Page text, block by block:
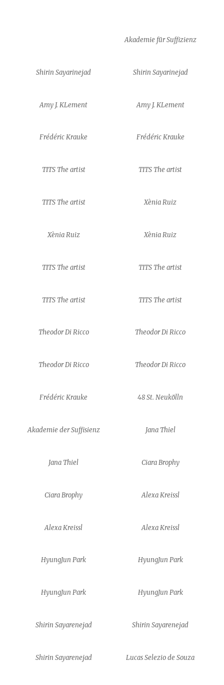
Akademie für Suffizienz
Shirin Sayarinejad Shirin Sayarinejad
Amy J. KLement Amy J. KLement
Frédéric Krauke Frédéric Krauke
TITS The artist TITS The artist
TITS The artist Xènia Ruiz
Xènia Ruiz Xènia Ruiz
TITS The artist TITS The artist
TITS The artist TITS The artist
Theodor Di Ricco Theodor Di Ricco
Theodor Di Ricco Theodor Di Ricco
Frédéric Krauke 48 St. Neukölln
Akademie der Suffisienz Jana Thiel
Jana Thiel Ciara Brophy
Ciara Brophy Alexa Kreissl
Alexa Kreissl Alexa Kreissl
HyungJun Park HyungJun Park
HyungJun Park HyungJun Park
Shirin Sayarenejad Shirin Sayarenejad
Shirin Sayarenejad Lucas Selezio de Souza